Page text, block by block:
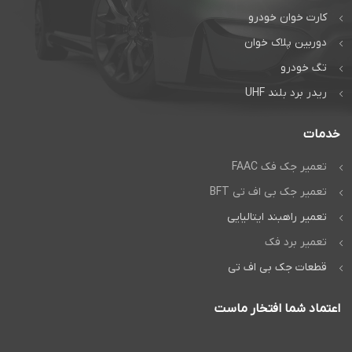
گفتگوی آنلاین:
واتس‌اپ
گفتگوی آنلاین:
کارت خوان خودرو
دوربین پلاک خوان
تگ خودرو
ریدر برد بلند UHF
خدمات
تعمیر جک فک FAAC
تعمیر جک بی اف تی BFT
تعمیر راهبند ایتالیایی
تعمیر برد فک
قطعات جک بی اف تی
اعتماد شما افتخار ماست